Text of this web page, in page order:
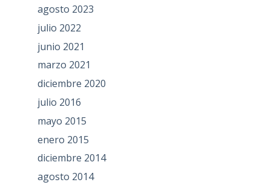
agosto 2023
julio 2022
junio 2021
marzo 2021
diciembre 2020
julio 2016
mayo 2015
enero 2015
diciembre 2014
agosto 2014